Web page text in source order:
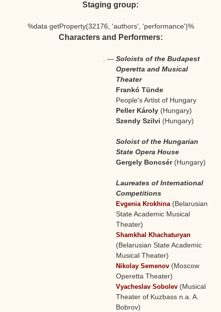
Staging group:
%data getProperty(32176, 'authors', 'performance')%
Characters and Performers:
. — Soloists of the Budapest
Operetta and Musical
Theater
Frankó Tünde
People's Artist of Hungary
Peller Károly (Hungary)
Szendy Szilvi (Hungary)
Soloist of the Hungarian
State Opera House
Gergely Boncsér (Hungary)
Laureates of International
Competitions
Evgenia Krokhina(Belarusian
State Academic Musical
Theater)
Shamkhal Khachaturyan
(Belarusian State Academic
Musical Theater)
Nikolay Semenov (Moscow
Operetta Theater)
Vyacheslav Sobolev (Musical
Theater of Kuzbass n.a. A.
Bobrov)